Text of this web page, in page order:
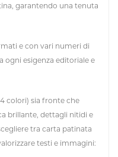
garantendo una tenuta
e con vari numeri di
ogni esigenza editoriale e
colori) sia fronte che
brillante, dettagli nitidi e
tra carta patinata
testi e immagini: